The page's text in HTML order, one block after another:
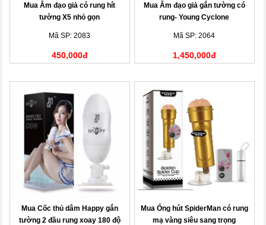
Mua Âm đạo giả có rung hít
tường X5 nhỏ gọn
Mã SP: 2083
450,000đ
Mua Âm đạo giả gắn tường có
rung- Young Cyclone
Mã SP: 2064
1,450,000đ
Mua Cốc thủ dâm Happy gắn
tường 2 đầu rung xoay 180 độ
Mua Ống hút SpiderMan có rung
mạ vàng siêu sang trọng